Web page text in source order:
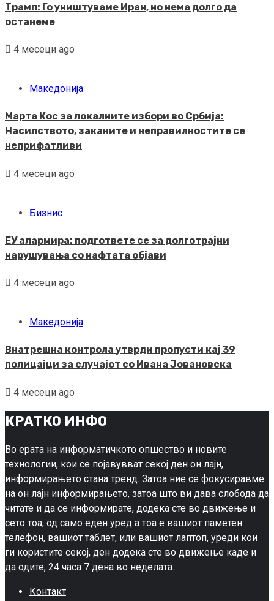
Трамп: Го уништуваме Иран, но нема долго да
останеме
4 месеци ago
Македонија
Марта Кос за локалните избори во Србија:
Насилството, заканите и неправилностите се
неприфатливи
4 месеци ago
Бизнис
ЕУ алармира: подгответе се за долготрајни
нарушувања со нафтата објави
4 месеци ago
Македонија
Внатрешна контрола утврди пропусти кај 39
полицајци за случајот со Ивана Јовановска
4 месеци ago
КРАТКО ИНФО
Во ерата на информатичкото опшество и новите
технологии, кои се појавувват секој ден он лајн,
информирањето стана тренд. Затоа ние се фокусиравме
на он лајн информирањето, затоа што ви дава слобода да
читате и да се информирате, додека сте во движење и
сето тоа, од само еден уред а тоа е вашиот паметен
телефон, вашиот таблет, или вашиот лаптоп, уреди кои
ги користите секој, ден додека сте во движење каде и
да одите, 24 часа 7 дена во неделата.
Контакт